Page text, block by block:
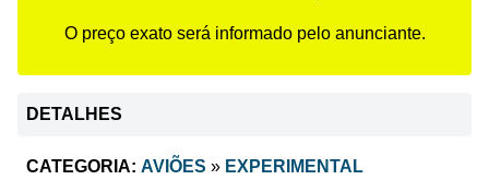
O preço exato será informado pelo anunciante.
DETALHES
CATEGORIA: AVIÕES » EXPERIMENTAL